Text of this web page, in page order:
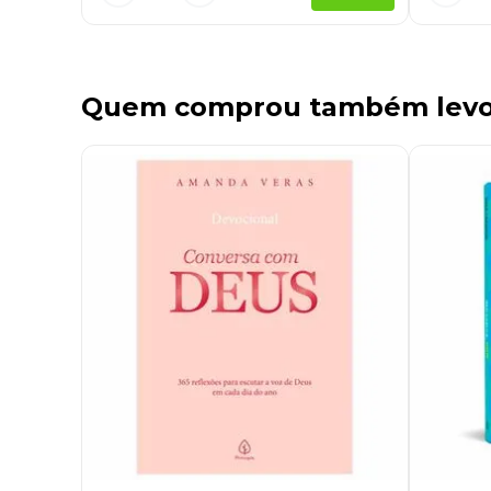
Quem comprou também